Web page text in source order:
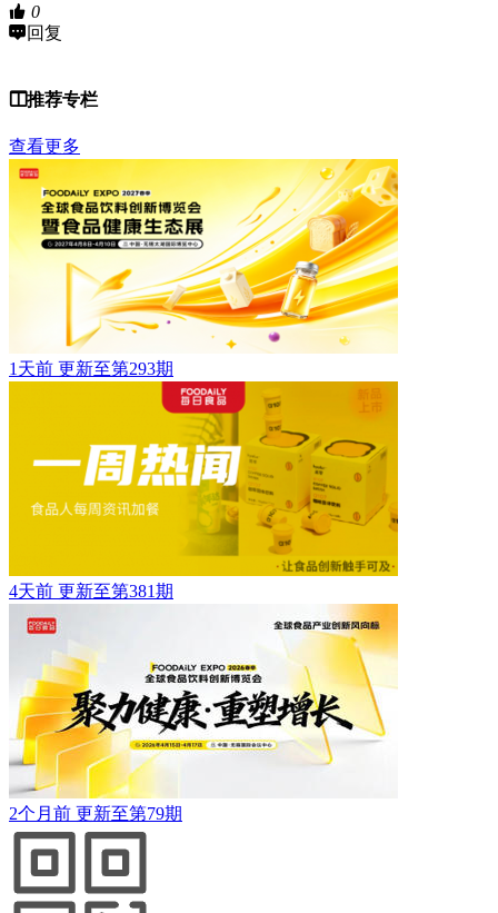
0
回复
推荐专栏
查看更多
1天前 更新至第293期
4天前 更新至第381期
2个月前 更新至第79期